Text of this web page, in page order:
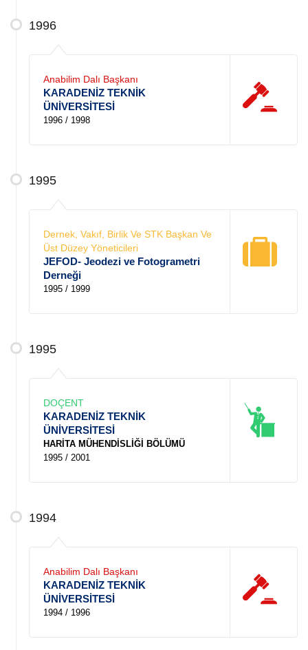
1996
Anabilim Dalı Başkanı
KARADENİZ TEKNİK
ÜNİVERSİTESİ
1996 / 1998
1995
Dernek, Vakıf, Birlik Ve STK Başkan Ve
Üst Düzey Yöneticileri
JEFOD- Jeodezi ve Fotogrametri
Derneği
1995 / 1999
1995
DOÇENT
KARADENİZ TEKNİK
ÜNİVERSİTESİ
HARİTA MÜHENDİSLİĞİ BÖLÜMÜ
1995 / 2001
1994
Anabilim Dalı Başkanı
KARADENİZ TEKNİK
ÜNİVERSİTESİ
1994 / 1996